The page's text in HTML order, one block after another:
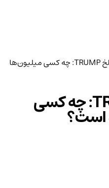
حقیقت تلخ TRUMP: چه کسی میلیون‌ها
حقیقت تلخ TRUMP: چه کسی
است؟